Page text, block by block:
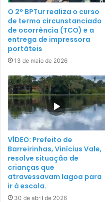
O 2° BPTur realiza o curso
de termo circunstanciado
de ocorrência (TCO) e a
entrega de impressora
portáteis
13 de maio de 2026
VÍDEO: Prefeito de
Barreirinhas, Vinícius Vale,
resolve situação de
crianças que
atravessavam lagoa para
ir à escola.
30 de abril de 2026